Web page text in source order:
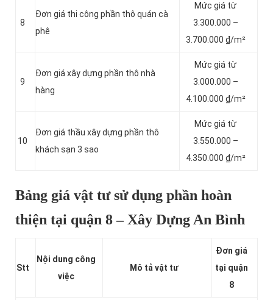
8
Đơn giá thi công phần thô quán cà
phê
Mức giá từ
3.300.000 –
3.700.000 ₫/m²
9
Đơn giá xây dựng phần thô nhà
hàng
Mức giá từ
3.000.000 –
4.100.000 ₫/m²
10
Đơn giá thầu xây dựng phần thô
khách sạn 3 sao
Mức giá từ
3.550.000 –
4.350.000 ₫/m²
Bảng giá vật tư sử dụng phần hoàn
thiện tại quận 8 – Xây Dựng An Bình
Stt
Nội dung công
việc
Mô tả vật tư
Đơn giá
tại quận
8